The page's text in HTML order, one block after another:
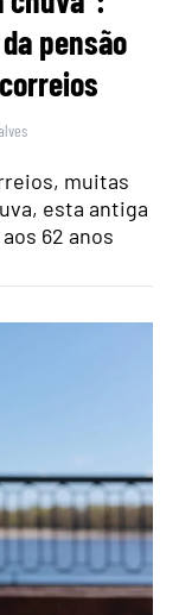
pensão
muitas
esta antiga
62 anos